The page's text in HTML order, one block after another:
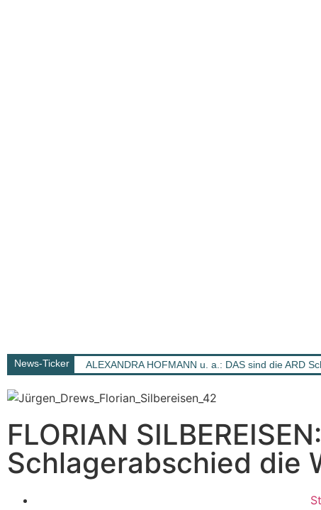
News-Ticker ALEXANDRA HOFMANN u. a.: DAS sind die ARD
FLORIAN
Schlagerabschied die